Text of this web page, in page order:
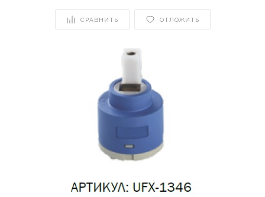
СРАВНИТЬ ОТЛОЖИТЬ